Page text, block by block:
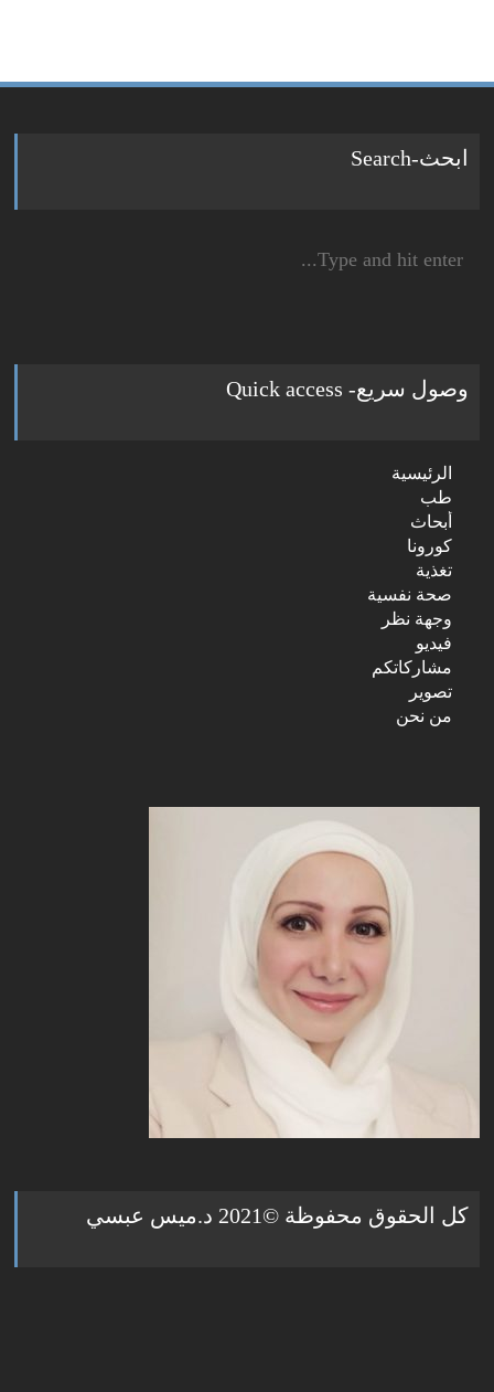
ابحث-Search
for:
وصول سريع- Quick access
الرئيسية
طب
أبحاث
كورونا
تغذية
صحة نفسية
وجهة نظر
فيديو
مشاركاتكم
تصوير
من نحن
كل الحقوق محفوظة ©2021 د.ميس عبسي